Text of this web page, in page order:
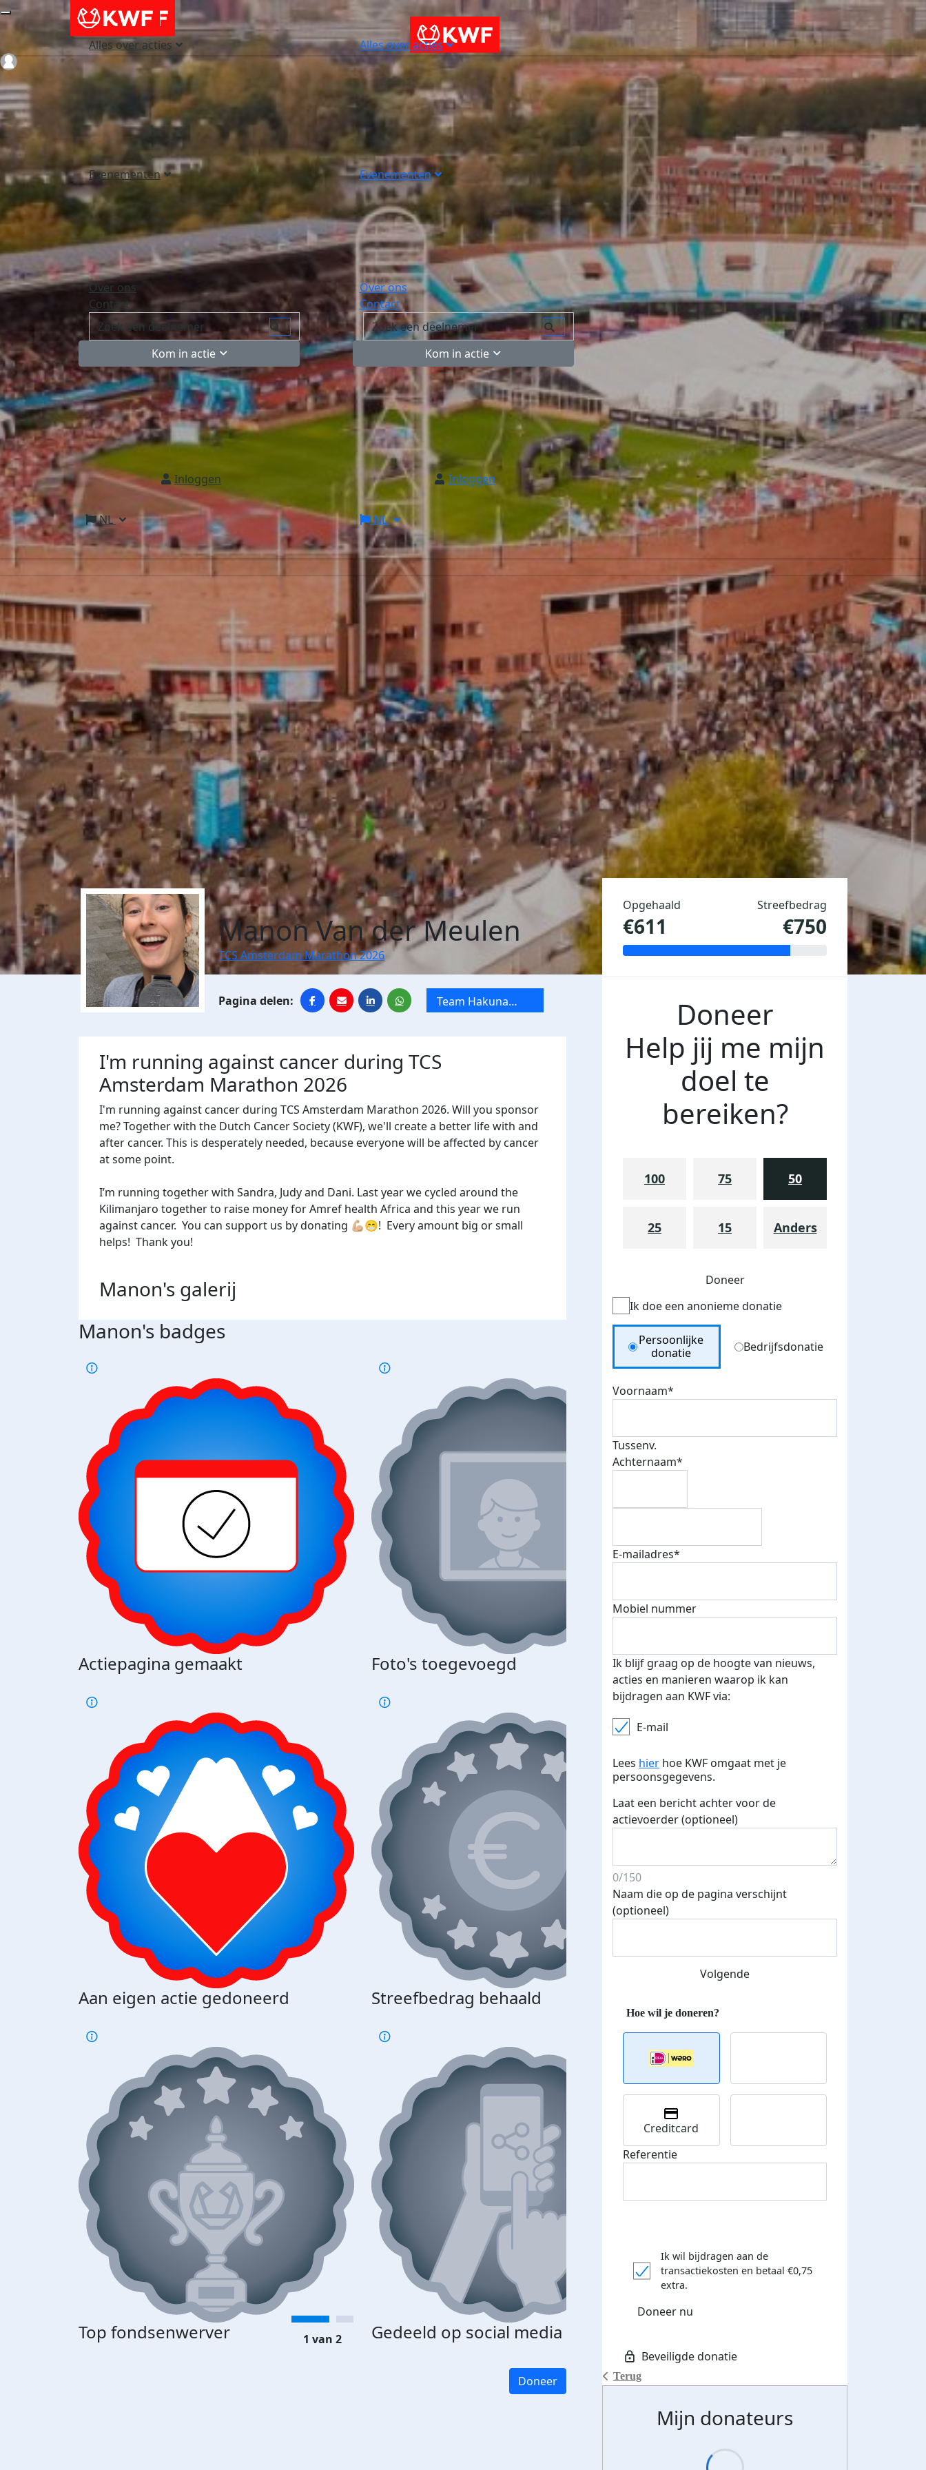
Alles over acties
Evenementen
Over ons
Contact
Kom in actie
Inloggen
NL
Alles over acties
Evenementen
Over ons
Contact
Kom in actie
Inloggen
NL
Login
Manon Van der Meulen
TCS Amsterdam Marathon 2026
Team Hakuna
Matata
I'm running against cancer during TCS
Amsterdam Marathon 2026
I'm running against cancer during TCS Amsterdam Marathon 2026. Will you sponsor
me? Together with the Dutch Cancer Society (KWF), we'll create a better life with and
after cancer. This is desperately needed, because everyone will be affected by cancer
at some point.
I’m running together with Sandra, Judy and Dani. Last year we cycled around the
Kilimanjaro together to raise money for Amref health Africa and this year we run
against cancer. You can support us by donating 💪🏼😁! Every amount big or small
helps! Thank you!
Manon's galerij
Manon's badges
Actiepagina gemaakt Foto's toegevoegd E-mails verstuurd
Aan eigen actie gedoneerd Streefbedrag behaald
Top fondsenwerver Gedeeld op social media
€500 euro opgehaald: t-shirt
verdiend
1 van 2
Doneer
Opgehaald
€611
Streefbedrag
€750
Doneer
Help jij me mijn
doel te
bereiken?
100 75 50
25 15 Anders
Doneer
Ik doe een anonieme donatie
Donation Type
Persoonlijke
donatie
Bedrijfsdonatie
Voornaam*
Tussenv.
Achternaam*
E-mailadres*
Mobiel nummer
Ik blijf graag op de hoogte van nieuws,
acties en manieren waarop ik kan
bijdragen aan KWF via:
E-mail
Lees hier hoe KWF omgaat met je
persoonsgegevens.
Laat een bericht achter voor de
actievoerder (optioneel)
0/150
Naam die op de pagina verschijnt
(optioneel)
Volgende
Terug
Creditcard
Referentie
Ik wil bijdragen aan de
transactiekosten en betaal €0,75
extra.
Doneer nu
Mijn donateurs